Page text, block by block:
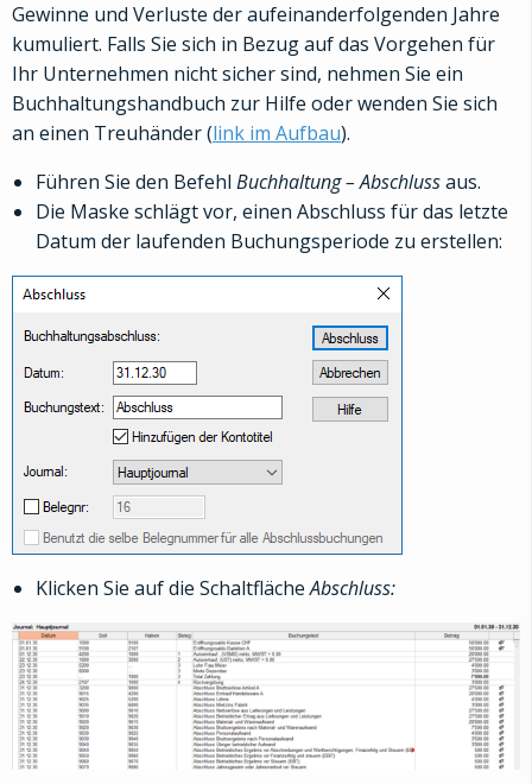
Gewinne und Verluste der aufeinanderfolgenden Jahre
kumuliert. Falls Sie sich in Bezug auf das Vorgehen für
Ihr Unternehmen nicht sicher sind, nehmen Sie ein
Buchhaltungshandbuch zur Hilfe oder wenden Sie sich
an einen Treuhänder (link im Aufbau).
Führen Sie den Befehl Buchhaltung – Abschlussaus.
Die Maske schlägt vor, einen Abschluss für das letzte
Datum der laufenden Buchungsperiode zu erstellen:
Klicken Sie auf die SchaltflächeAbschluss: